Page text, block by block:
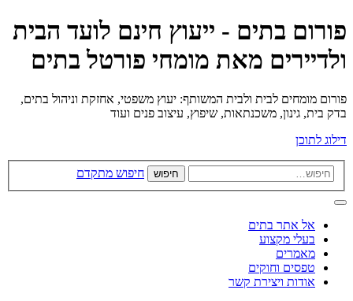
פורום בתים - ייעוץ חינם לועד הבית
ולדיירים מאת מומחי פורטל בתים
פורום מומחים לבית ולבית המשותף: יעוץ משפטי, אחזקת וניהול בתים,
בדק בית, גינון, משכנתאות, שיפוץ, עיצוב פנים ועוד
דילוג לתוכן
חיפוש חיפוש מתקדם
אל אתר בתים
בעלי מקצוע
מאמרים
טפסים וחוקים
אודות ויצירת קשר